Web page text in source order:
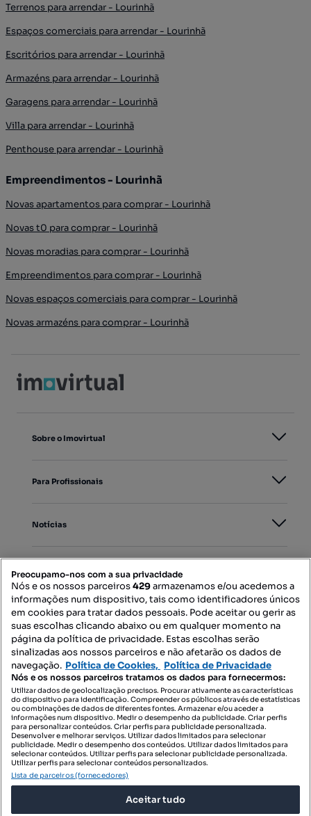
Terrenos para arrendar - Lourinhã
Espaços comerciais para arrendar - Lourinhã
Escritórios para arrendar - Lourinhã
Armazéns para arrendar - Lourinhã
Garagens para arrendar - Lourinhã
Villa para arrendar - Lourinhã
Penthouse para arrendar - Lourinhã
Empreendimentos - Lourinhã
Novas apartamentos para comprar - Lourinhã
Novas t0 para comprar - Lourinhã
Novas moradias para comprar - Lourinhã
Empreendimentos para comprar - Lourinhã
Novas espaços comerciais para comprar - Lourinhã
Novas armazéns para comprar - Lourinhã
Sobre o Imovirtual
Para Profissionais
Notícias
Mapa do Site
Contacte-nos
SIGA-NOS:
DESCARREGAR NA:
Preocupamo-nos com a sua privacidade
Nós e os nossos parceiros429armazenamos e/ou acedemos a
informações num dispositivo, tais como identificadores únicos
em cookies para tratar dados pessoais. Pode aceitar ou gerir as
suas escolhas clicando abaixo ou em qualquer momento na
página da política de privacidade. Estas escolhas serão
sinalizadas aos nossos parceiros e não afetarão os dados de
navegação. Política de Cookies, Política de Privacidade
Nós e os nossos parceiros tratamos os dados para fornecermos:
Utilizar dados de geolocalização precisos. Procurar ativamente as características
do dispositivo para identificação. Compreender os públicos através de estatísticas
ou combinações de dados de diferentes fontes. Armazenar e/ou aceder a
informações num dispositivo. Medir o desempenho da publicidade. Criar perfis
para personalizar conteúdos. Criar perfis para publicidade personalizada.
Desenvolver e melhorar serviços. Utilizar dados limitados para selecionar
publicidade. Medir o desempenho dos conteúdos. Utilizar dados limitados para
selecionar conteúdos. Utilizar perfis para selecionar publicidade personalizada.
Utilizar perfis para selecionar conteúdos personalizados.
Lista de parceiros (fornecedores)
Aceitar tudo